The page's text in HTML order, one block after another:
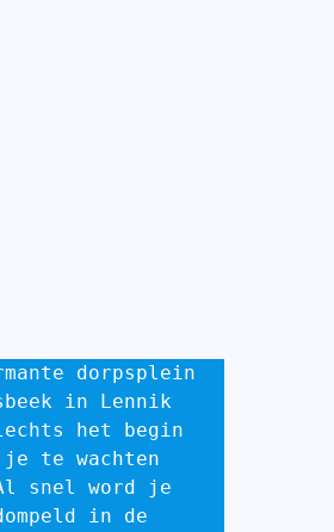
dorpsplein
in Lennik
het begin
je te wachten
snel word je
in de